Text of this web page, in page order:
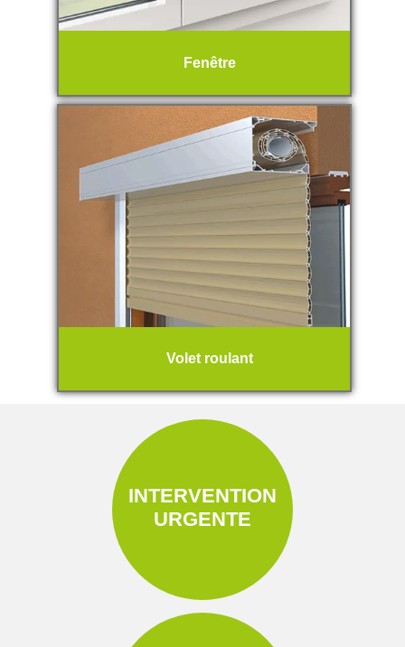
Fenêtre
Volet roulant
INTERVENTION
URGENTE